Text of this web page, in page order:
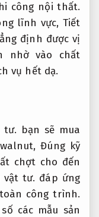
công nội thất.
lĩnh vực, Tiết
định được vị
nhờ vào chất
vụ hết dạ.
tư. bạn sẽ mua
walnut,Đúng kỹ
chợt cho đến
vật tư. đáp ứng
công trình.
các mẫu sản